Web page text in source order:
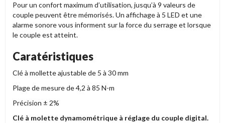
Pour un confort maximum d’utilisation, jusqu’à 9 valeurs de
couple peuvent être mémorisés. Un affichage à 5 LED et une
alarme sonore vous informent sur la force du serrage et lorsque
le couple est atteint.
Caratéristiques
Clé à mollette ajustable de 5 à 30 mm
Plage de mesure de 4,2 à 85 N-m
Précision ± 2%
Clé à molette dynamométrique à réglage du couple digital.